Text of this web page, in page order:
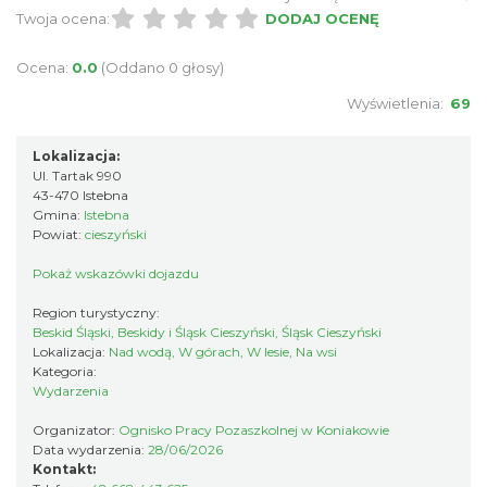
Zajęcia przy pasiece
2026-08-11
IX Festiwal Sera na Skolnitym
Wisła
8.51 km
Twoja ocena:
DODAJ OCENĘ
Ocena: 0.0 (Oddano 0 głosy)
Wyświetlenia: 69
Lokalizacja:
Ul. Tartak 990
43-470 Istebna
Gmina: Istebna
Powiat: cieszyński
Pokaż wskazówki dojazdu
Region turystyczny:
Beskid Śląski, Beskidy i Śląsk Cieszyński, Śląsk Cieszyński
Lokalizacja: Nad wodą, W górach, W lesie, Na wsi
Kategoria:
Wydarzenia
Organizator: Ognisko Pracy Pozaszkolnej w Koniakowie
Data wydarzenia: 28/06/2026
Kontakt: